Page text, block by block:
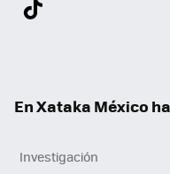
En Xataka México
Investigación